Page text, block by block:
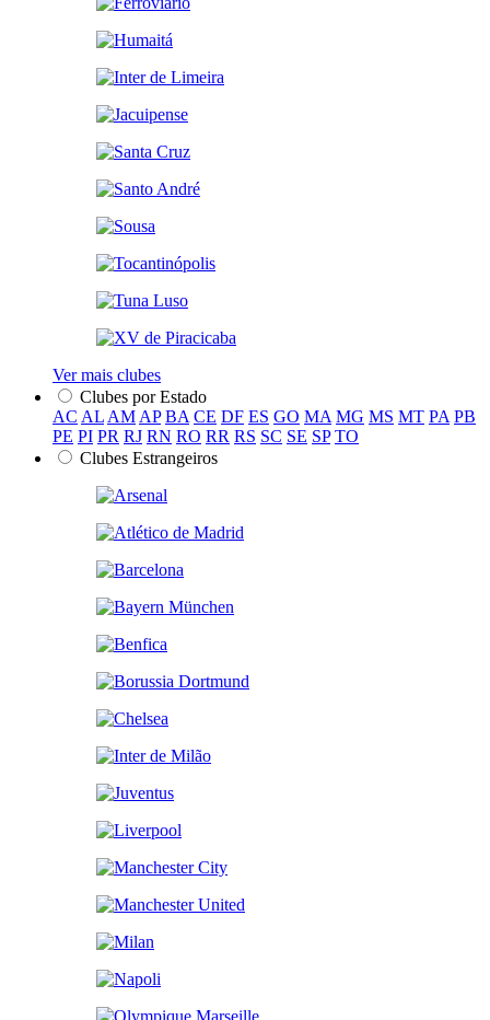
Ver mais clubes
Clubes por Estado
AC AL AM AP BA CE DF ES GO MA MG MS MT PA PB
PE PI PR RJ RN RO RR RS SC SE SP TO
Clubes Estrangeiros